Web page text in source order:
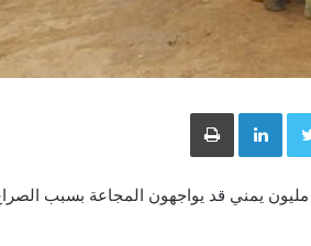
Twitter
LinkedInطباعة
برنامج الأغذية العالمي، اليوم الخميس، من أن 13 مليون يمني قد يواجهون